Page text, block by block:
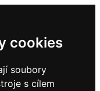
cookies
soubory
s cílem